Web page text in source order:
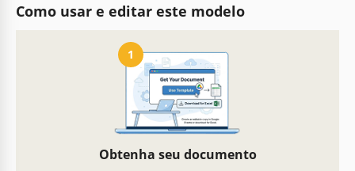
Como usar e editar este modelo
1
Obtenha seu documento